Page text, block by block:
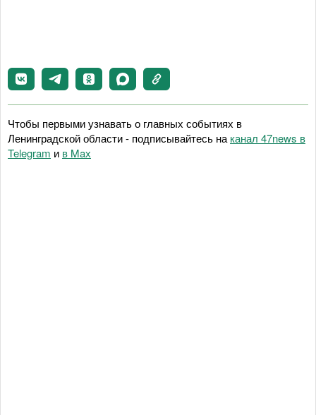
Чтобы первыми узнавать о главных событиях в
Ленинградской области - подписывайтесь на канал 47news в
Telegram и в Maх